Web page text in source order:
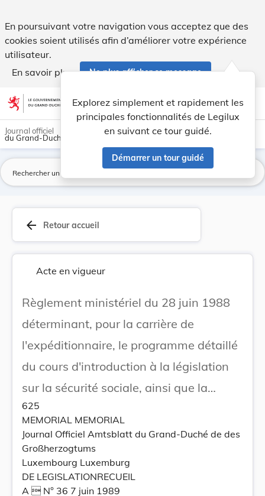
En poursuivant votre navigation vous acceptez que des
cookies soient utilisés afin d’améliorer votre expérience
utilisateur.
En savoir plus
Ne plus afficher ce message
Aller au contenu account_circle help Aide
Explorez simplement et rapidement les
principales fonctionnalités de Legilux
en suivant ce tour guidé.
Démarrer un tour guidé
light_mode dark_mode
Journal officiel
du Grand-Duché de Luxembourg
arrow_back Retour accueil
Acte en vigueur
Règlement ministériel du 28 juin 1988
déterminant, pour la carrière de
l'expéditionnaire, le programme détaillé
du cours d'introduction à la législation
sur la sécurité sociale, ainsi que la
nature et les critères d'appréciation des
épreuves prévues pour les examens
partiels à l'Institut de formation
administrative.
625
MEMORIAL MEMORIAL
Journal Officiel Amtsblatt du Grand-Duché de des
Großherzogtums
Luxembourg Luxemburg
DE LEGISLATIONRECUEIL
A  N° 36 7 juin 1989